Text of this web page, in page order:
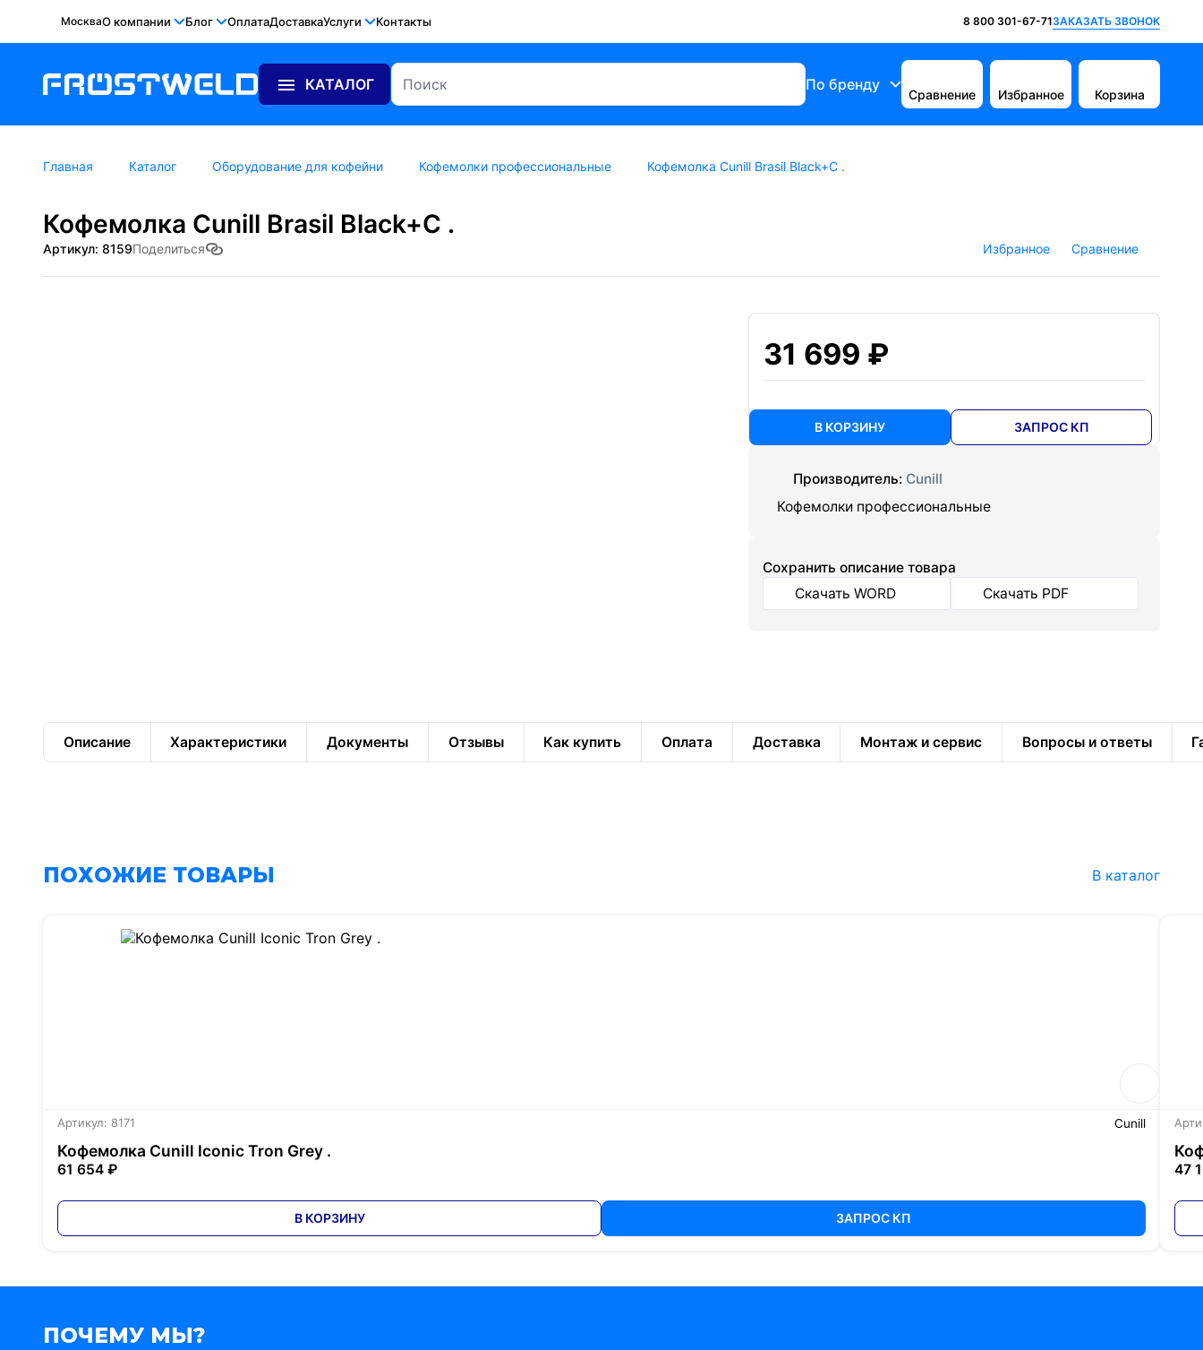
МоскваО компании Блог ОплатаДоставкаУслуги Контакты 8 800 301-67-71ЗАКАЗАТЬ ЗВОНОК
КАТАЛОГ По бренду
Сравнение Избранное Корзина
Главная Каталог Оборудование для кофейни Кофемолки профессиональные Кофемолка Cunill Brasil Black+C .
Кофемолка Cunill Brasil Black+C .
Артикул: 8159Поделиться Избранное Сравнение
31 699 ₽
В КОРЗИНУ ЗАПРОС КП
Производитель: Cunill
Кофемолки профессиональные
Cохранить описание товара
Скачать WORD
Скачать PDF
Описание Характеристики Документы Отзывы Как купить Оплата Доставка Монтаж и сервис Вопросы и ответы
ПОХОЖИЕ ТОВАРЫ В каталог
Артикул: 8171 Cunill
Кофемолка Cunill Iconic Tron Grey .
61 654 ₽
В КОРЗИНУ ЗАПРОС КП
47
ПОЧЕМУ МЫ?